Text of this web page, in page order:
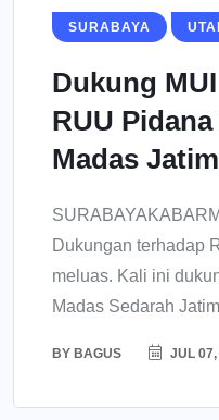
SURABAYA
Dukung
RUU
Madas
Dukungan terhadap
meluas. Kali ini
Madas Sedarah
BY BAGUS JUL